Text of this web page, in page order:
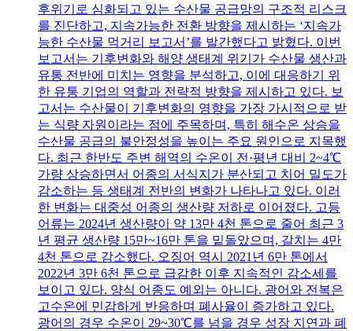
후위기로 심화되고 있는 수산물 공급망의 구조적 리스크
를 진단하고, 지속가능한 전환 방향을 제시하는 ‘지속가
능한 수산물 먹거리 보고서’를 발간했다고 밝혔다. 이번
보고서는 기후변화와 해양 생태계 위기가 수산물 생산과
유통 전반에 미치는 영향을 분석하고, 이에 대응하기 위
한 유통 기업의 역할과 전략적 방향을 제시하고 있다. 보
고서는 수산물이 기후변화의 영향을 가장 가시적으로 받
는 식량 자원이라는 점에 주목하며, 특히 해수온 상승을
수산물 공급의 불안정성을 높이는 주요 원인으로 지목했
다. 최근 한반도 주변 해역의 수온이 전·평년 대비 2~4℃
가량 상승하면서 어종의 서식지가 분산되고 치어 밀도가
감소하는 등 생태계 전반의 변화가 나타나고 있다. 이러
한 변화는 대중성 어종의 생산량 저하로 이어졌다. 고등
어류는 2024년 생산량이 약 13만 4천 톤으로 줄어 최근 3
년 평균 생산량 15만~16만 톤을 밑돌았으며, 갈치는 4만
4천 톤으로 감소했다. 오징어 역시 2021년 6만 톤에서
2022년 3만 6천 톤으로 급감한 이후 지속적인 감소세를
보이고 있다. 양식 어종도 예외는 아니다. 광어와 전복은
고수온에 민감하게 반응하며 폐사율이 증가하고 있다.
광어의 경우 수온이 29~30℃를 넘을 경우 성장 지연과 폐